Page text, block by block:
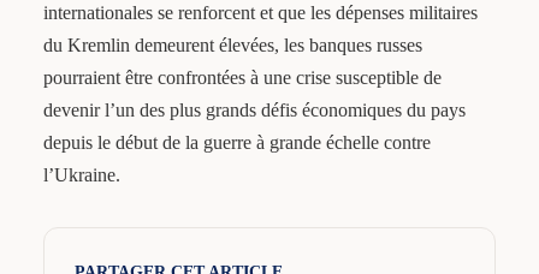
internationales se renforcent et que les dépenses militaires
du Kremlin demeurent élevées, les banques russes
pourraient être confrontées à une crise susceptible de
devenir l’un des plus grands défis économiques du pays
depuis le début de la guerre à grande échelle contre
l’Ukraine.